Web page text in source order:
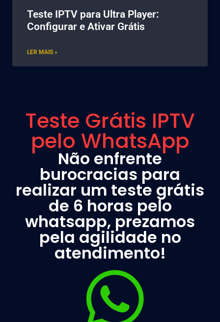
Teste IPTV para Ultra Player:
Configurar e Ativar Grátis
LER MAIS »
Teste Grátis IPTV
pelo WhatsApp
Não enfrente
burocracias para
realizar um teste grátis
de 6 horas pelo
whatsapp, prezamos
pela agilidade no
atendimento!